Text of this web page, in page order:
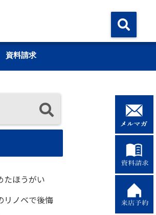
資料請求
たほうがい
リノベで後悔